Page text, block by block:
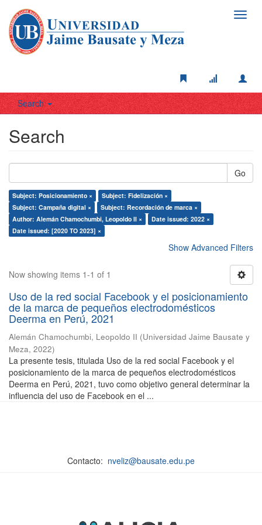
Search
Search
Go
Subject: Posicionamiento ×
Subject: Fidelización ×
Subject: Campaña digital ×
Subject: Recordación de marca ×
Author: Alemán Chamochumbi, Leopoldo II ×
Date issued: 2022 ×
Date issued: [2020 TO 2023] ×
Show Advanced Filters
Now showing items 1-1 of 1
Uso de la red social Facebook y el posicionamiento
de la marca de pequeños electrodomésticos
Deerma en Perú, 2021
Alemán Chamochumbi, Leopoldo II (Universidad Jaime Bausate y
Meza, 2022)
La presente tesis, titulada Uso de la red social Facebook y el
posicionamiento de la marca de pequeños electrodomésticos
Deerma en Perú, 2021, tuvo como objetivo general determinar la
influencia del uso de Facebook en el ...
Contacto: nveliz@bausate.edu.pe